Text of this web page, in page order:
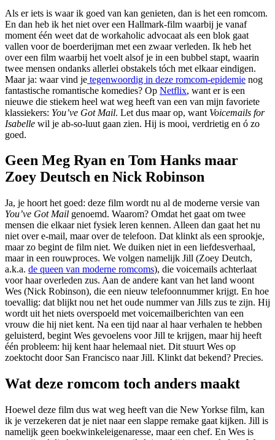
Als er iets is waar ik goed van kan genieten, dan is het een romcom.
En dan heb ik het niet over een Hallmark-film waarbij je vanaf
moment één weet dat de workaholic advocaat als een blok gaat
vallen voor de boerderijman met een zwaar verleden. Ik heb het
over een film waarbij het voelt alsof je in een bubbel stapt, waarin
twee mensen ondanks allerlei obstakels tóch met elkaar eindigen.
Maar ja: waar vind je tegenwoordig in deze romcom-epidemie nog
fantastische romantische komedies? Op Netflix, want er is een
nieuwe die stiekem heel wat weg heeft van een van mijn favoriete
klassiekers: You’ve Got Mail. Let dus maar op, want Voicemails for
Isabelle wil je ab-so-luut gaan zien. Hij is mooi, verdrietig en ó zo
goed.
Geen Meg Ryan en Tom Hanks maar
Zoey Deutsch en Nick Robinson
Ja, je hoort het goed: deze film wordt nu al de moderne versie van
You’ve Got Mail genoemd. Waarom? Omdat het gaat om twee
mensen die elkaar niet fysiek leren kennen. Alleen dan gaat het nu
niet over e-mail, maar over de telefoon. Dat klinkt als een sprookje,
maar zo begint de film niet. We duiken niet in een liefdesverhaal,
maar in een rouwproces. We volgen namelijk Jill (Zoey Deutch,
a.k.a. de queen van moderne romcoms), die voicemails achterlaat
voor haar overleden zus. Aan de andere kant van het land woont
Wes (Nick Robinson), die een nieuw telefoonnummer krijgt. En hoe
toevallig: dat blijkt nou net het oude nummer van Jills zus te zijn. Hij
wordt uit het niets overspoeld met voicemailberichten van een
vrouw die hij niet kent. Na een tijd naar al haar verhalen te hebben
geluisterd, begint Wes gevoelens voor Jill te krijgen, maar hij heeft
één probleem: hij kent haar helemaal niet. Dit stuurt Wes op
zoektocht door San Francisco naar Jill. Klinkt dat bekend? Precies.
Wat deze romcom toch anders maakt
Hoewel deze film dus wat weg heeft van die New Yorkse film, kan
ik je verzekeren dat je niet naar een slappe remake gaat kijken. Jill is
namelijk geen boekwinkeleigenaresse, maar een chef. En Wes is